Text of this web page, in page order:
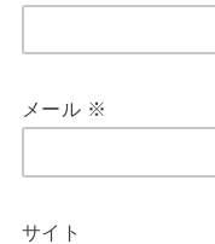
メール ※
サイト